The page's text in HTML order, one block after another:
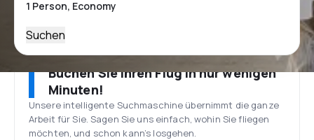
Suchen
Buchen Sie Ihren Flug in nur wenigen
Minuten!
Unsere intelligente Suchmaschine übernimmt die ganze
Arbeit für Sie. Sagen Sie uns einfach, wohin Sie fliegen
möchten, und schon kann’s losgehen.